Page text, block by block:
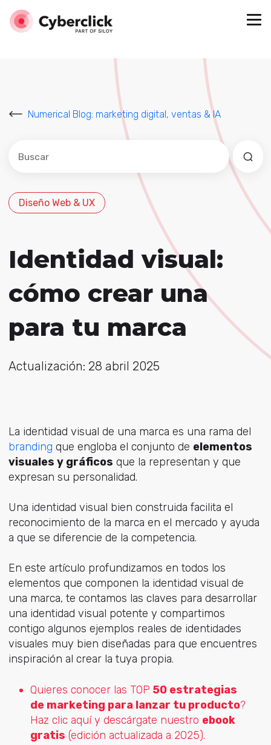
Numerical Blog: marketing digital, ventas & IA
Este es un campo de búsqueda con una función de
No hay sugerencias porque el campo de
Diseño Web & UX
Identidad visual:
cómo crear una
para tu marca
Actualización: 28 abril 2025
La identidad visual de una marca es una rama del
branding que engloba el conjunto de elementos
visuales y gráficos que la representan y que
expresan su personalidad.
Una identidad visual bien construida facilita el
reconocimiento de la marca en el mercado y ayuda
a que se diferencie de la competencia.
En este artículo profundizamos en todos los
elementos que componen la identidad visual de
una marca, te contamos las claves para desarrollar
una identidad visual potente y compartimos
contigo algunos ejemplos reales de identidades
visuales muy bien diseñadas para que encuentres
inspiración al crear la tuya propia.
Quieres conocer las TOP 50 estrategias
de marketing para lanzar tu producto?
Haz clic aquí y descárgate nuestro ebook
gratis (edición actualizada a 2025).